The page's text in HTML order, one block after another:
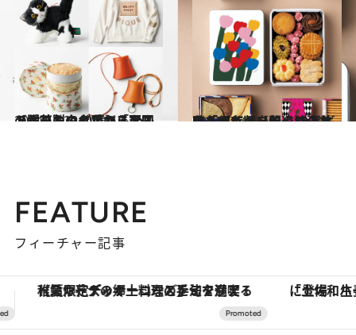
2024.12.29
【贈りもの上手の「ベストギフト」10選】ふわもこルームウェアから天国の香りのようなバスソルト、革製のダルマまで!?
ライフスタイル 2024.12.6
永久保存版【間違いのない「クッキー缶」10選】味もデザインも一流！ ギフトにも、自分のご褒美にも。
グルメ
FEATURE
フィーチャー記事
「土佐和ハーブかき氷」がOMO7高知に登場！生姜、山椒、大葉など目にも舌にも涼を呼ぶ郷土の味